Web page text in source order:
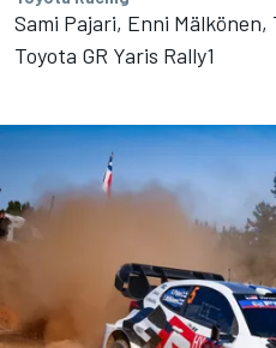
Sami Pajari, Enni Mälkönen,
Toyota GR Yaris Rally1